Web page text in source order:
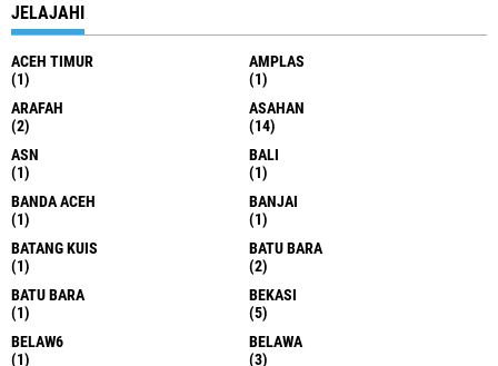
JELAJAHI
ACEH TIMUR
(1)
AMPLAS
(1)
ARAFAH
(2)
ASAHAN
(14)
ASN
(1)
BALI
(1)
BANDA ACEH
(1)
BANJAI
(1)
BATANG KUIS
(1)
BATU BARA
(2)
BATU BARA
(1)
BEKASI
(5)
BELAW6
(1)
BELAWA
(3)